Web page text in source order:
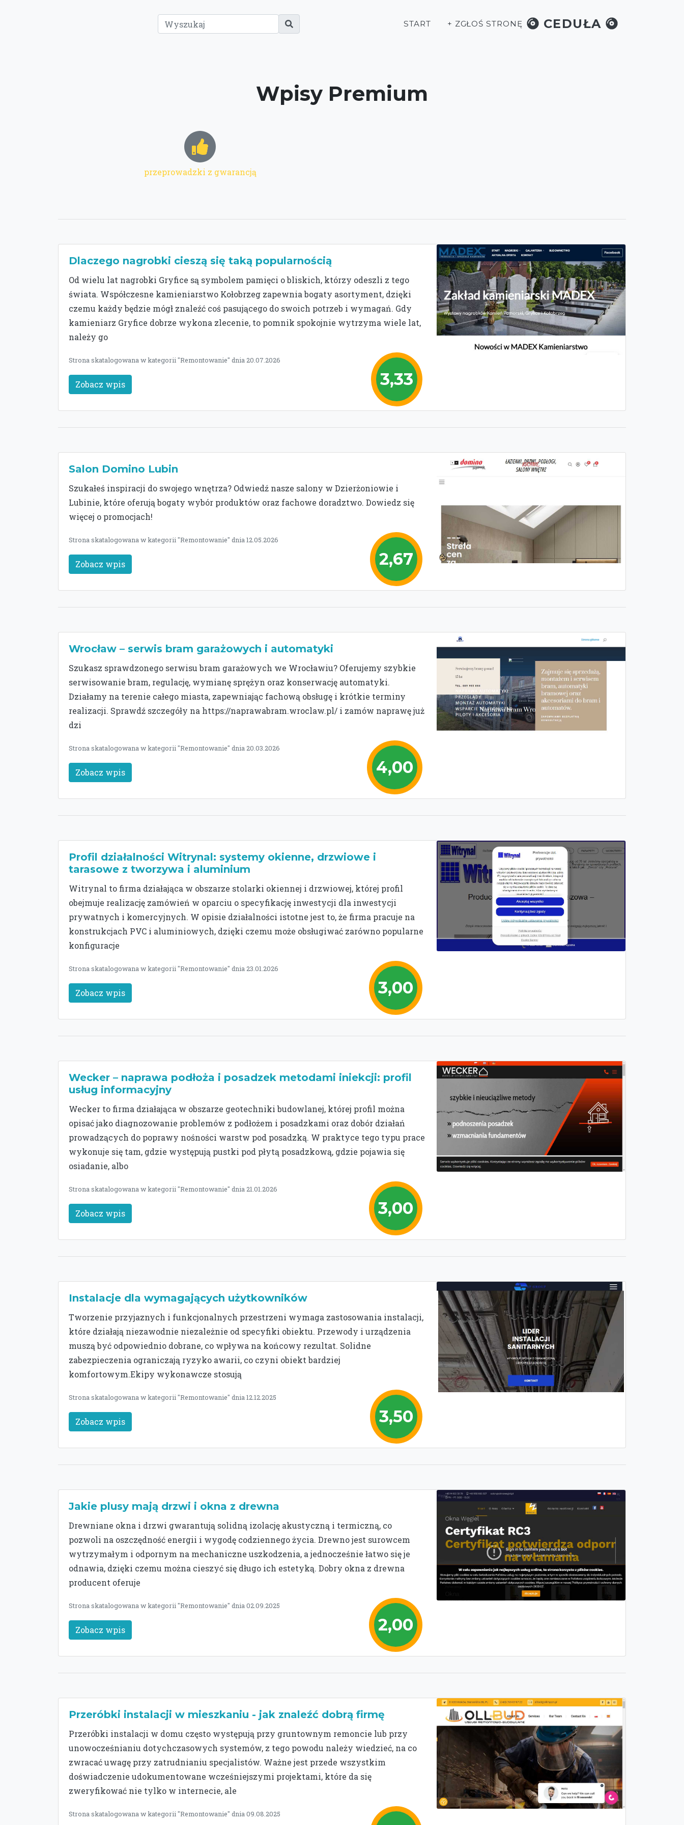
START + ZGŁOŚ STRONĘ CEDUŁA
Wpisy Premium
przeprowadzki z gwarancją
Dlaczego nagrobki cieszą się taką popularnością
Od wielu lat nagrobki Gryfice są symbolem pamięci o bliskich, którzy odeszli z tego
świata. Współczesne kamieniarstwo Kołobrzeg zapewnia bogaty asortyment, dzięki
czemu każdy będzie mógł znaleźć coś pasującego do swoich potrzeb i wymagań. Gdy
kamieniarz Gryfice dobrze wykona zlecenie, to pomnik spokojnie wytrzyma wiele lat,
należy go
3,33
Strona skatalogowana w kategorii "Remontowanie" dnia 20.07.2026
Zobacz wpis
Salon Domino Lubin
Szukałeś inspiracji do swojego wnętrza? Odwiedź nasze salony w Dzierżoniowie i
Lubinie, które oferują bogaty wybór produktów oraz fachowe doradztwo. Dowiedz się
więcej o promocjach!
2,67
Strona skatalogowana w kategorii "Remontowanie" dnia 12.05.2026
Zobacz wpis
Wrocław – serwis bram garażowych i automatyki
Szukasz sprawdzonego serwisu bram garażowych we Wrocławiu? Oferujemy szybkie
serwisowanie bram, regulację, wymianę sprężyn oraz konserwację automatyki.
Działamy na terenie całego miasta, zapewniając fachową obsługę i krótkie terminy
realizacji. Sprawdź szczegóły na https://naprawabram.wroclaw.pl/ i zamów naprawę już
dzi
4,00
Strona skatalogowana w kategorii "Remontowanie" dnia 20.03.2026
Zobacz wpis
Profil działalności Witrynal: systemy okienne, drzwiowe i
tarasowe z tworzywa i aluminium
Witrynal to firma działająca w obszarze stolarki okiennej i drzwiowej, której profil
obejmuje realizację zamówień w oparciu o specyfikację inwestycji dla inwestycji
prywatnych i komercyjnych. W opisie działalności istotne jest to, że firma pracuje na
konstrukcjach PVC i aluminiowych, dzięki czemu może obsługiwać zarówno popularne
konfiguracje
3,00
Strona skatalogowana w kategorii "Remontowanie" dnia 23.01.2026
Zobacz wpis
Wecker – naprawa podłoża i posadzek metodami iniekcji: profil
usług informacyjny
Wecker to firma działająca w obszarze geotechniki budowlanej, której profil można
opisać jako diagnozowanie problemów z podłożem i posadzkami oraz dobór działań
prowadzących do poprawy nośności warstw pod posadzką. W praktyce tego typu prace
wykonuje się tam, gdzie występują pustki pod płytą posadzkową, gdzie pojawia się
osiadanie, albo
3,00
Strona skatalogowana w kategorii "Remontowanie" dnia 21.01.2026
Zobacz wpis
Instalacje dla wymagających użytkowników
Tworzenie przyjaznych i funkcjonalnych przestrzeni wymaga zastosowania instalacji,
które działają niezawodnie niezależnie od specyfiki obiektu. Przewody i urządzenia
muszą być odpowiednio dobrane, co wpływa na końcowy rezultat. Solidne
zabezpieczenia ograniczają ryzyko awarii, co czyni obiekt bardziej
komfortowym.Ekipy wykonawcze stosują
3,50
Strona skatalogowana w kategorii "Remontowanie" dnia 12.12.2025
Zobacz wpis
Jakie plusy mają drzwi i okna z drewna
Drewniane okna i drzwi gwarantują solidną izolację akustyczną i termiczną, co
pozwoli na oszczędność energii i wygodę codziennego życia. Drewno jest surowcem
wytrzymałym i odpornym na mechaniczne uszkodzenia, a jednocześnie łatwo się je
odnawia, dzięki czemu można cieszyć się długo ich estetyką. Dobry okna z drewna
producent oferuje
2,00
Strona skatalogowana w kategorii "Remontowanie" dnia 02.09.2025
Zobacz wpis
Przeróbki instalacji w mieszkaniu - jak znaleźć dobrą firmę
Przeróbki instalacji w domu często występują przy gruntownym remoncie lub przy
unowocześnianiu dotychczasowych systemów, z tego powodu należy wiedzieć, na co
zwracać uwagę przy zatrudnianiu specjalistów. Ważne jest przede wszystkim
doświadczenie udokumentowane wcześniejszymi projektami, które da się
zweryfikować nie tylko w internecie, ale
Strona skatalogowana w kategorii "Remontowanie" dnia 09.08.2025